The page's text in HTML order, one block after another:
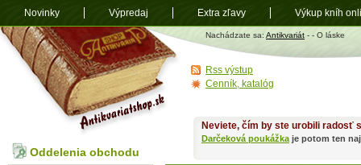
Antikvariát
shop.sk
Nachádzate sa: Antikvariát - - O láske
Neviete, čím by ste urobili radosť
Darčeková poukážka je potom ten
Oddelenia obchodu
Rss výstup
Cenník, katalóg
Novinky Výpredaj Extra zľavy Výkup kníh